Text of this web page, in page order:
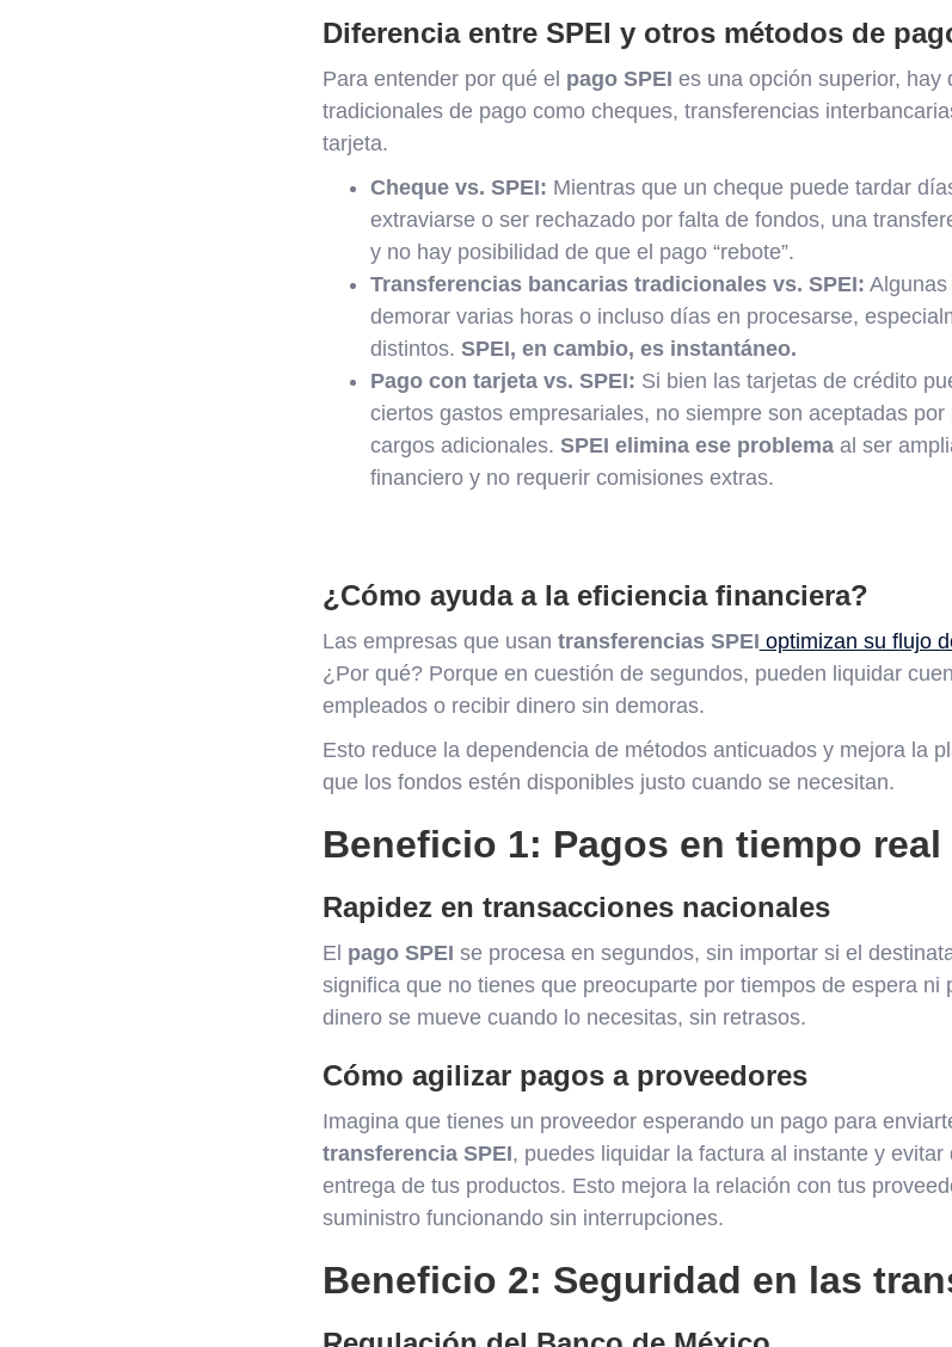
Diferencia entre SPEI y otros métodos de
Para entender por qué el pago SPEI es una opción superior, hay
tradicionales de pago como cheques, transferencias
tarjeta.
Cheque vs. SPEI: Mientras que un cheque puede tardar
extraviarse o ser rechazado por falta de fondos, una
y no hay posibilidad de que el pago “rebote”.
Transferencias bancarias tradicionales vs. SPEI:
demorar varias horas o incluso días en procesarse,
distintos. SPEI, en cambio, es instantáneo.
Pago con tarjeta vs. SPEI: Si bien las tarjetas de crédito
ciertos gastos empresariales, no siempre son aceptadas
cargos adicionales. SPEI elimina ese problemaal ser
financiero y no requerir comisiones extras.
¿Cómo ayuda a la eficiencia financiera?
Las empresas que usan transferencias SPEI optimizan su flujo
¿Por qué? Porque en cuestión de segundos, pueden liquidar
empleados o recibir dinero sin demoras.
Esto reduce la dependencia de métodos anticuados y mejora la
que los fondos estén disponibles justo cuando se necesitan.
Beneficio 1: Pagos en tiempo real
Rapidez en transacciones nacionales
El pago SPEI se procesa en segundos, sin importar si el
significa que no tienes que preocuparte por tiempos de espera ni
dinero se mueve cuando lo necesitas, sin retrasos.
Cómo agilizar pagos a proveedores
Imagina que tienes un proveedor esperando un pago para
transferencia SPEI, puedes liquidar la factura al instante y
entrega de tus productos. Esto mejora la relación con tus
suministro funcionando sin interrupciones.
Beneficio 2: Seguridad en las